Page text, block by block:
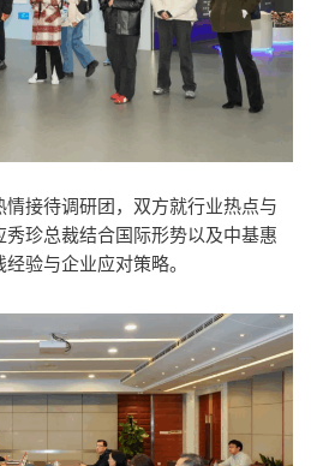
接待调研团，双方就行业热点与
珍总裁结合国际形势以及中基惠
验与企业应对策略。